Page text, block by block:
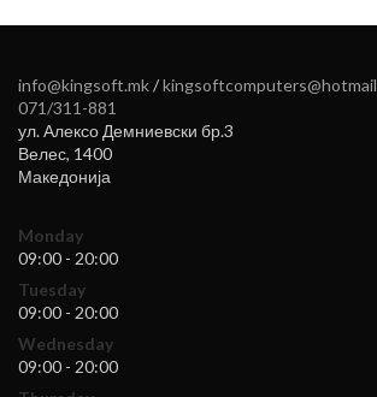
info@kingsoft.mk/
071/311-881
ул. Алексо Демниевски бр.3
Велес, 1400
Македонија
Monday
09:00 - 20:00
Tuesday
09:00 - 20:00
Wednesday
09:00 - 20:00